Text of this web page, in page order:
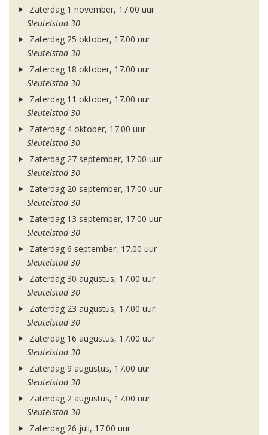
Zaterdag 1 november, 17.00 uur
Sleutelstad 30
Zaterdag 25 oktober, 17.00 uur
Sleutelstad 30
Zaterdag 18 oktober, 17.00 uur
Sleutelstad 30
Zaterdag 11 oktober, 17.00 uur
Sleutelstad 30
Zaterdag 4 oktober, 17.00 uur
Sleutelstad 30
Zaterdag 27 september, 17.00 uur
Sleutelstad 30
Zaterdag 20 september, 17.00 uur
Sleutelstad 30
Zaterdag 13 september, 17.00 uur
Sleutelstad 30
Zaterdag 6 september, 17.00 uur
Sleutelstad 30
Zaterdag 30 augustus, 17.00 uur
Sleutelstad 30
Zaterdag 23 augustus, 17.00 uur
Sleutelstad 30
Zaterdag 16 augustus, 17.00 uur
Sleutelstad 30
Zaterdag 9 augustus, 17.00 uur
Sleutelstad 30
Zaterdag 2 augustus, 17.00 uur
Sleutelstad 30
Zaterdag 26 juli, 17.00 uur